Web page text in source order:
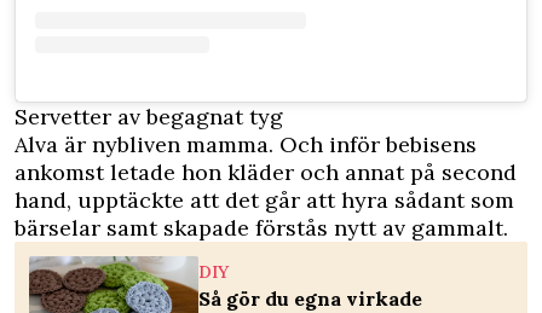
Servetter av begagnat tyg
Alva är nybliven mamma. Och inför bebisens
ankomst letade hon kläder och annat på second
hand, upptäckte att det går att hyra sådant som
bärselar samt skapade förstås nytt av gammalt.
DIY
Så gör du egna virkade